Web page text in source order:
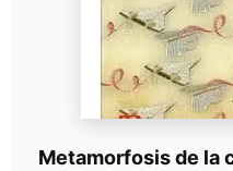
Metamorfosis de la